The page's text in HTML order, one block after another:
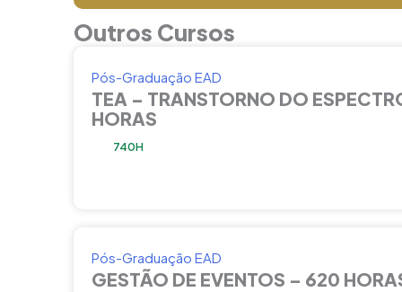
Outros Cursos
Pós-Graduação EAD
TEA – TRANSTORNO DO
HORAS
740H
Pós-Graduação EAD
GESTÃO DE EVENTOS – 620